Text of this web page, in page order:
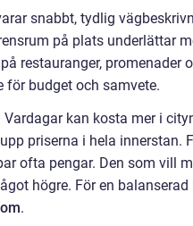
snabbt, tydlig
på plats underlättar
restauranger, promenader
budget och samvete.
kan kosta mer i
priserna i hela innerstan.
ofta pengar. Den som vill
högre. För en
.